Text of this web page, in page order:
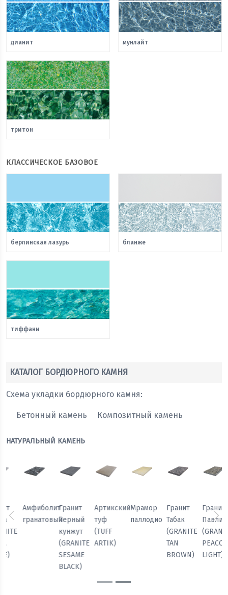
дианит мунлайт
тритон
КЛАССИЧЕСКОЕ БАЗОВОЕ
берлинская лазурь бланже
тиффани
КАТАЛОГ БОРДЮРНОГО КАМНЯ
Схема укладки бордюрного камня:
Бетонный камень Композитный камень
НАТУРАЛЬНЫЙ КАМЕНЬ
Мрамор
паллодио
Гранит
Табак
(GRANITE
TAN
BROWN)
Гранит
Павлин
(GRANITE
PEACOCK
LIGHT)
Гранит
Белла
Амфиболит
гранатовый
Гранит
Черный
кунжут
(GRANITE
SESAME
Предыдущий